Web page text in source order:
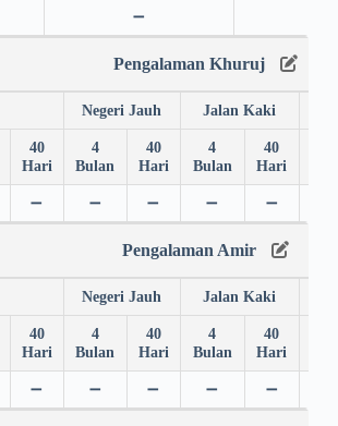
➖
Pengalaman Khuruj
Negeri Jauh Jalan Kaki
40
Hari
4
Bulan
40
Hari
4
Bulan
40
Hari
➖ ➖ ➖ ➖ ➖
Pengalaman Amir
Negeri Jauh Jalan Kaki
40
Hari
4
Bulan
40
Hari
4
Bulan
40
Hari
➖ ➖ ➖ ➖ ➖